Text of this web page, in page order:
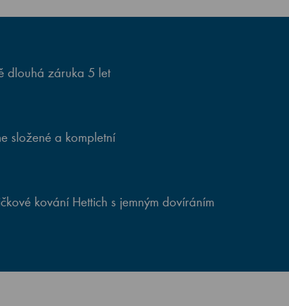
dlouhá záruka 5 let
složené a kompletní
kování Hettich s jemným dovíráním